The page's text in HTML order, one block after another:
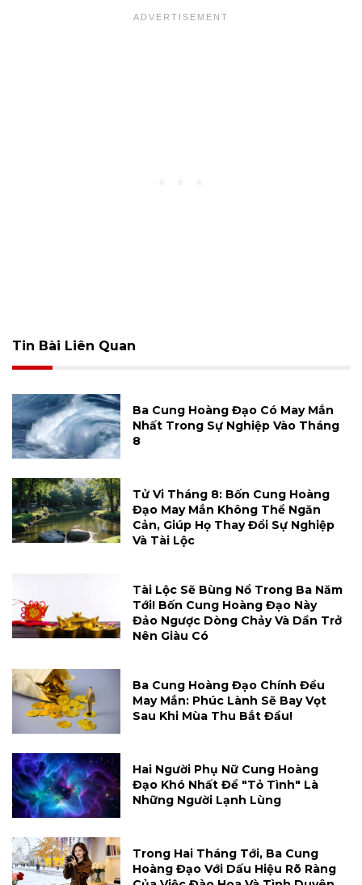
Tin Bài Liên Quan
Ba Cung Hoàng Đạo Có May Mắn
Nhất Trong Sự Nghiệp Vào Tháng
8
Tử Vi Tháng 8: Bốn Cung Hoàng
Đạo May Mắn Không Thể Ngăn
Cản, Giúp Họ Thay Đổi Sự Nghiệp
Và Tài Lộc
Tài Lộc Sẽ Bùng Nổ Trong Ba Năm
Tới! Bốn Cung Hoàng Đạo Này
Đảo Ngược Dòng Chảy Và Dần Trở
Nên Giàu Có
Ba Cung Hoàng Đạo Chính Đều
May Mắn: Phúc Lành Sẽ Bay Vọt
Sau Khi Mùa Thu Bắt Đầu!
Hai Người Phụ Nữ Cung Hoàng
Đạo Khó Nhất Để "tỏ Tình" Là
Những Người Lạnh Lùng
Trong Hai Tháng Tới, Ba Cung
Hoàng Đạo Với Dấu Hiệu Rõ Ràng